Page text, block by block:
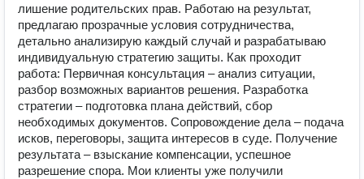
лишение родительских прав. Работаю на результат,
предлагаю прозрачные условия сотрудничества,
детально анализирую каждый случай и разрабатываю
индивидуальную стратегию защиты. Как проходит
работа: Первичная консультация – анализ ситуации,
разбор возможных вариантов решения. Разработка
стратегии – подготовка плана действий, сбор
необходимых документов. Сопровождение дела – подача
исков, переговоры, защита интересов в суде. Получение
результата – взыскание компенсации, успешное
разрешение спора. Мои клиенты уже получили